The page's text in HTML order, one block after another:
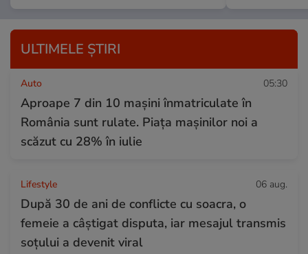
ULTIMELE ȘTIRI
Auto 05:30
Aproape 7 din 10 mașini înmatriculate în
România sunt rulate. Piața mașinilor noi a
scăzut cu 28% în iulie
Lifestyle 06 aug.
După 30 de ani de conflicte cu soacra, o
femeie a câștigat disputa, iar mesajul transmis
soțului a devenit viral